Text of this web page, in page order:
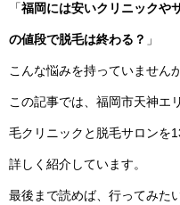
「福岡には安いクリニックや
の値段で脱毛は終わる？ 」
こんな悩みを持っていません
この記事では、福岡市天神エ
毛クリニックと脱毛サロンを
詳しく紹介しています。
最後まで読めば、行ってみた